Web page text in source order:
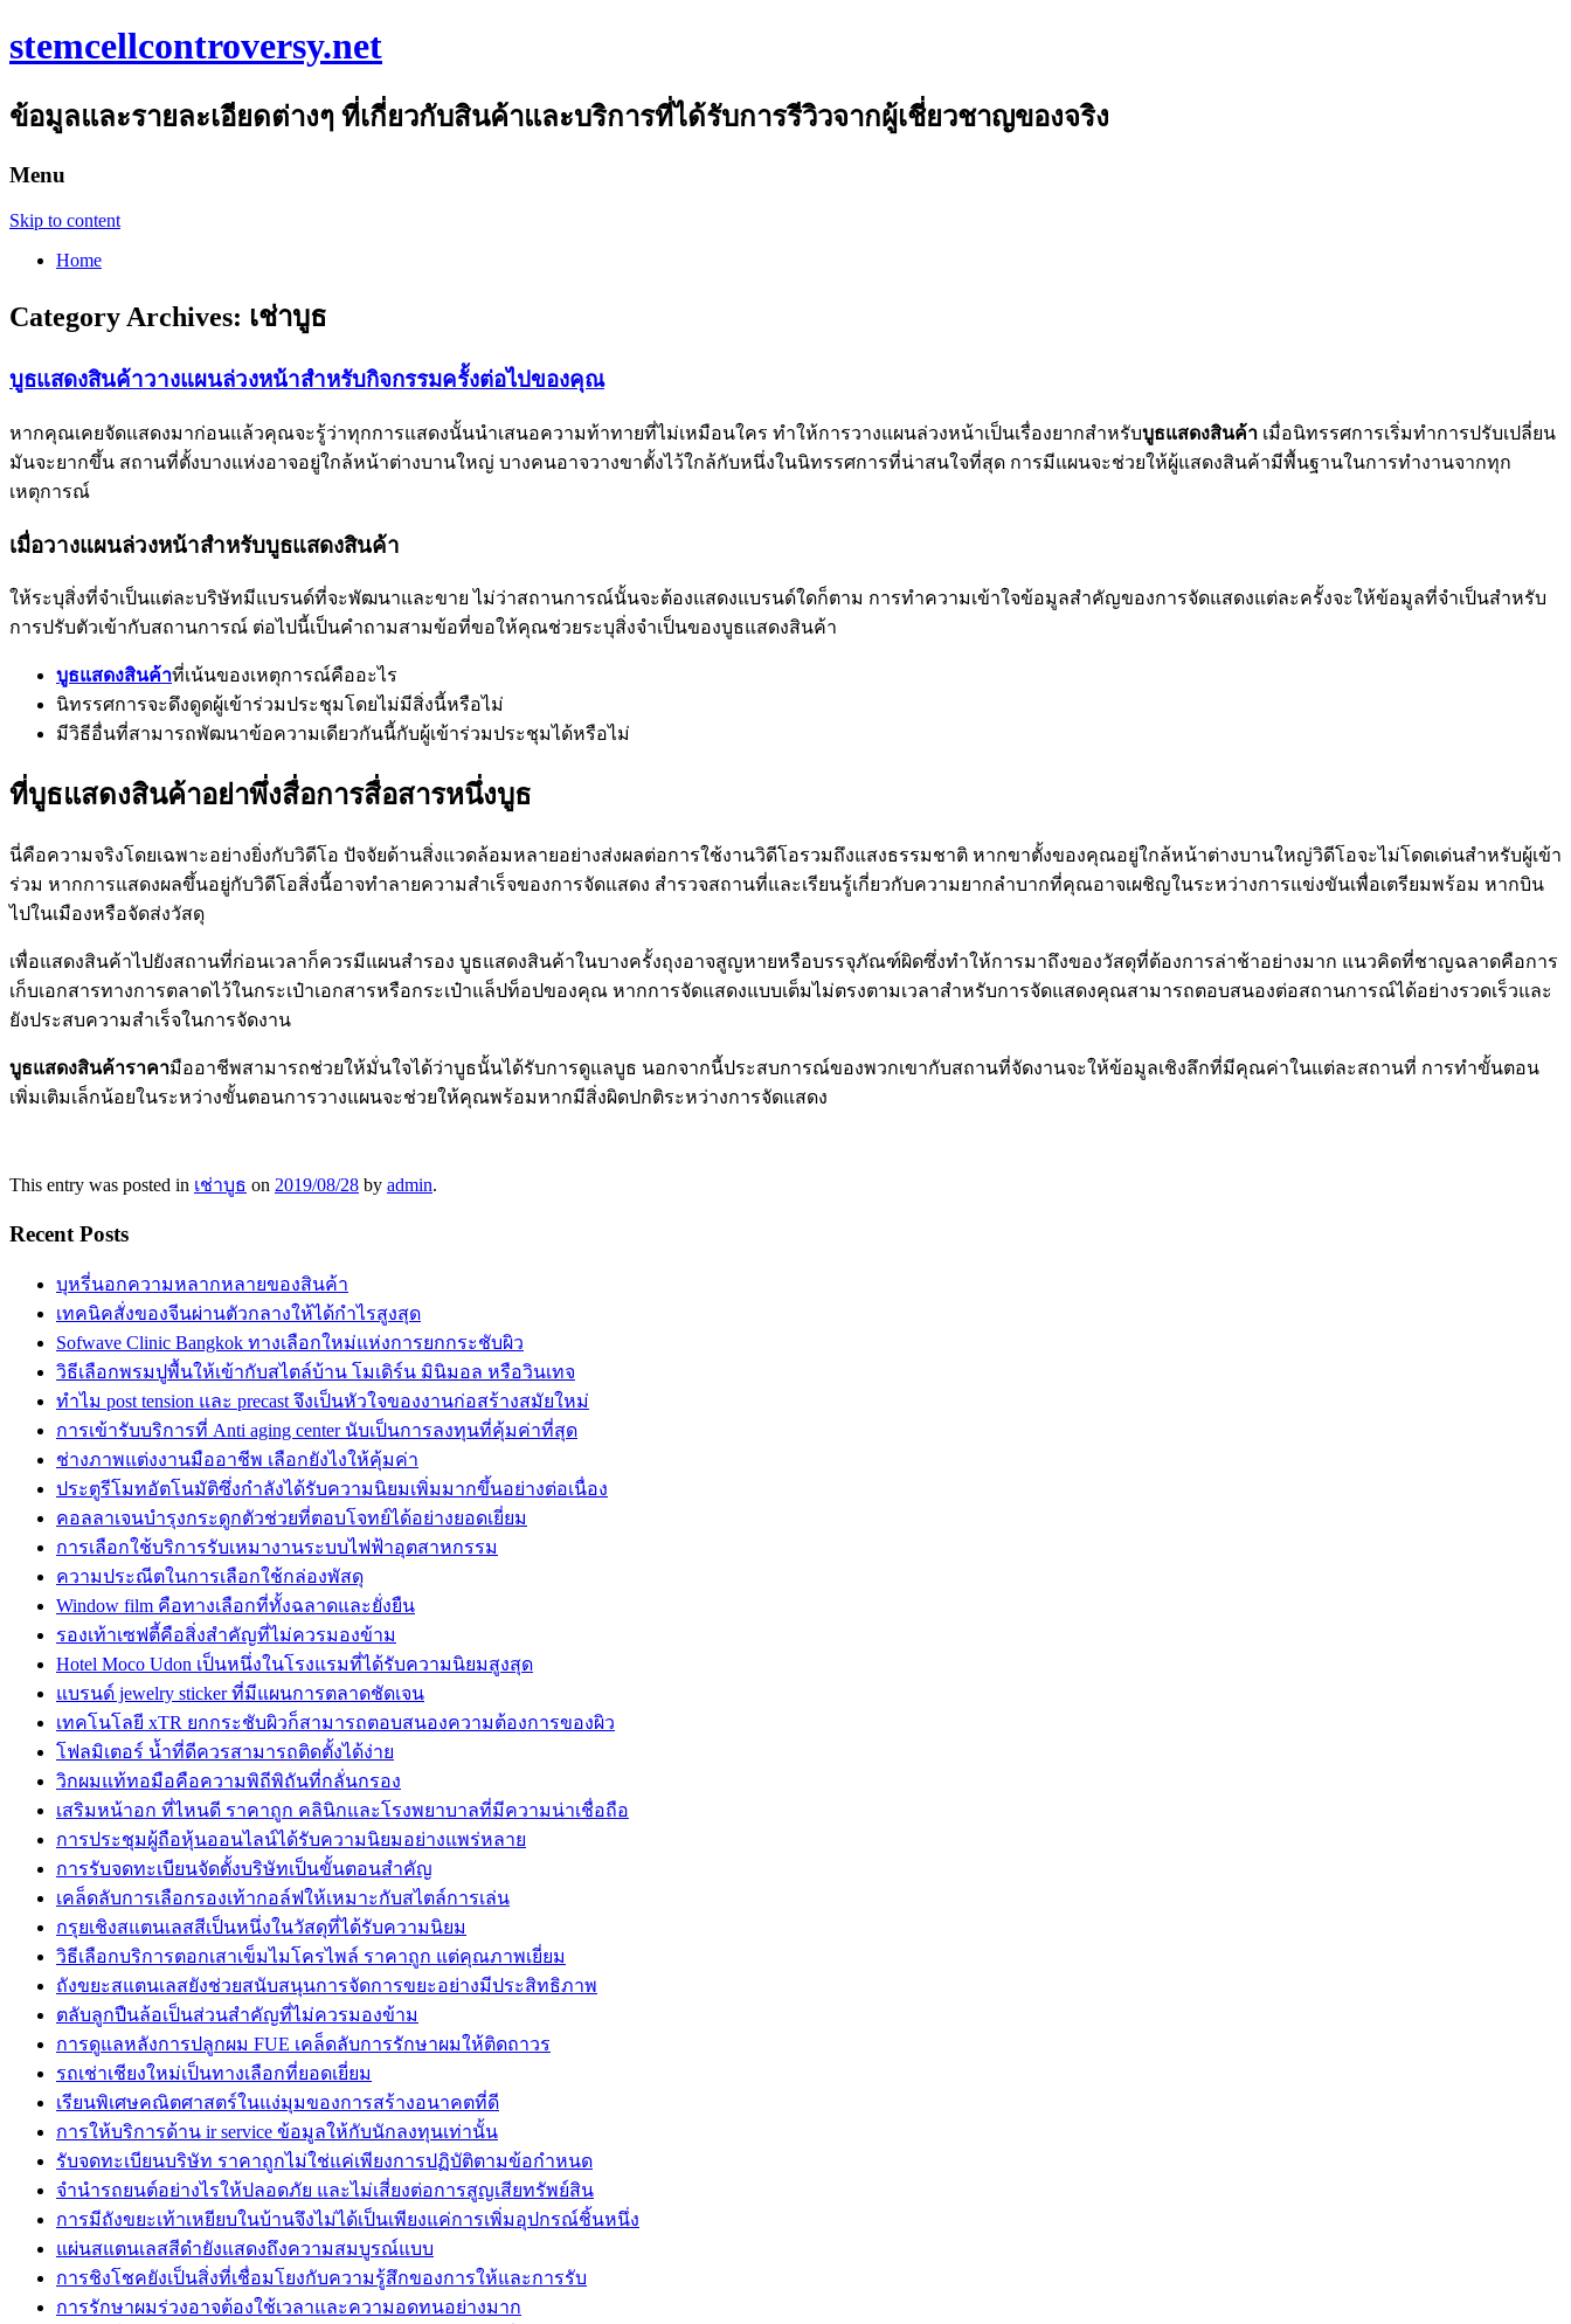
stemcellcontroversy.net
ข้อมูลและรายละเอียดต่างๆ ที่เกี่ยวกับสินค้าและบริการที่ได้รับการรีวิวจากผู้เชี่ยวชาญของจริง
Menu
Skip to content
Home
Category Archives: เช่าบูธ
บูธแสดงสินค้าวางแผนล่วงหน้าสำหรับกิจกรรมครั้งต่อไปของคุณ
หากคุณเคยจัดแสดงมาก่อนแล้วคุณจะรู้ว่าทุกการแสดงนั้นนำเสนอความท้าทายที่ไม่เหมือนใคร ทำให้การวางแผนล่วงหน้าเป็นเรื่องยากสำหรับบูธแสดงสินค้า เมื่อนิทรรศการเริ่มทำการปรับเปลี่ยน
มันจะยากขึ้น สถานที่ตั้งบางแห่งอาจอยู่ใกล้หน้าต่างบานใหญ่ บางคนอาจวางขาตั้งไว้ใกล้กับหนึ่งในนิทรรศการที่น่าสนใจที่สุด การมีแผนจะช่วยให้ผู้แสดงสินค้ามีพื้นฐานในการทำงานจากทุก
เหตุการณ์
เมื่อวางแผนล่วงหน้าสำหรับบูธแสดงสินค้า
ให้ระบุสิ่งที่จำเป็นแต่ละบริษัทมีแบรนด์ที่จะพัฒนาและขาย ไม่ว่าสถานการณ์นั้นจะต้องแสดงแบรนด์ใดก็ตาม การทำความเข้าใจข้อมูลสำคัญของการจัดแสดงแต่ละครั้งจะให้ข้อมูลที่จำเป็นสำหรับ
การปรับตัวเข้ากับสถานการณ์ ต่อไปนี้เป็นคำถามสามข้อที่ขอให้คุณช่วยระบุสิ่งจำเป็นของบูธแสดงสินค้า
บูธแสดงสินค้าที่เน้นของเหตุการณ์คืออะไร
นิทรรศการจะดึงดูดผู้เข้าร่วมประชุมโดยไม่มีสิ่งนี้หรือไม่
มีวิธีอื่นที่สามารถพัฒนาข้อความเดียวกันนี้กับผู้เข้าร่วมประชุมได้หรือไม่
ที่บูธแสดงสินค้าอย่าพึ่งสื่อการสื่อสารหนึ่งบูธ
นี่คือความจริงโดยเฉพาะอย่างยิ่งกับวิดีโอ ปัจจัยด้านสิ่งแวดล้อมหลายอย่างส่งผลต่อการใช้งานวิดีโอรวมถึงแสงธรรมชาติ หากขาตั้งของคุณอยู่ใกล้หน้าต่างบานใหญ่วิดีโอจะไม่โดดเด่นสำหรับผู้เข้า
ร่วม หากการแสดงผลขึ้นอยู่กับวิดีโอสิ่งนี้อาจทำลายความสำเร็จของการจัดแสดง สำรวจสถานที่และเรียนรู้เกี่ยวกับความยากลำบากที่คุณอาจเผชิญในระหว่างการแข่งขันเพื่อเตรียมพร้อม หากบิน
ไปในเมืองหรือจัดส่งวัสดุ
เพื่อแสดงสินค้าไปยังสถานที่ก่อนเวลาก็ควรมีแผนสำรอง บูธแสดงสินค้าในบางครั้งถุงอาจสูญหายหรือบรรจุภัณฑ์ผิดซึ่งทำให้การมาถึงของวัสดุที่ต้องการล่าช้าอย่างมาก แนวคิดที่ชาญฉลาดคือการ
เก็บเอกสารทางการตลาดไว้ในกระเป๋าเอกสารหรือกระเป๋าแล็ปท็อปของคุณ หากการจัดแสดงแบบเต็มไม่ตรงตามเวลาสำหรับการจัดแสดงคุณสามารถตอบสนองต่อสถานการณ์ได้อย่างรวดเร็วและ
ยังประสบความสำเร็จในการจัดงาน
บูธแสดงสินค้าราคามืออาชีพสามารถช่วยให้มั่นใจได้ว่าบูธนั้นได้รับการดูแลบูธ นอกจากนี้ประสบการณ์ของพวกเขากับสถานที่จัดงานจะให้ข้อมูลเชิงลึกที่มีคุณค่าในแต่ละสถานที่ การทำขั้นตอน
เพิ่มเติมเล็กน้อยในระหว่างขั้นตอนการวางแผนจะช่วยให้คุณพร้อมหากมีสิ่งผิดปกติระหว่างการจัดแสดง
This entry was posted in เช่าบูธ on 2019/08/28 by admin.
Recent Posts
บุหรี่นอกความหลากหลายของสินค้า
เทคนิคสั่งของจีนผ่านตัวกลางให้ได้กำไรสูงสุด
Sofwave Clinic Bangkok ทางเลือกใหม่แห่งการยกกระชับผิว
วิธีเลือกพรมปูพื้นให้เข้ากับสไตล์บ้าน โมเดิร์น มินิมอล หรือวินเทจ
ทำไม post tension และ precast จึงเป็นหัวใจของงานก่อสร้างสมัยใหม่
การเข้ารับบริการที่ Anti aging center นับเป็นการลงทุนที่คุ้มค่าที่สุด
ช่างภาพแต่งงานมืออาชีพ เลือกยังไงให้คุ้มค่า
ประตูรีโมทอัตโนมัติซึ่งกำลังได้รับความนิยมเพิ่มมากขึ้นอย่างต่อเนื่อง
คอลลาเจนบำรุงกระดูกตัวช่วยที่ตอบโจทย์ได้อย่างยอดเยี่ยม
การเลือกใช้บริการรับเหมางานระบบไฟฟ้าอุตสาหกรรม
ความประณีตในการเลือกใช้กล่องพัสดุ
Window film คือทางเลือกที่ทั้งฉลาดและยั่งยืน
รองเท้าเซฟตี้คือสิ่งสำคัญที่ไม่ควรมองข้าม
Hotel Moco Udon เป็นหนึ่งในโรงแรมที่ได้รับความนิยมสูงสุด
แบรนด์ jewelry sticker ที่มีแผนการตลาดชัดเจน
เทคโนโลยี xTR ยกกระชับผิวก็สามารถตอบสนองความต้องการของผิว
โฟลมิเตอร์ น้ำที่ดีควรสามารถติดตั้งได้ง่าย
วิกผมแท้ทอมือคือความพิถีพิถันที่กลั่นกรอง
เสริมหน้าอก ที่ไหนดี ราคาถูก คลินิกและโรงพยาบาลที่มีความน่าเชื่อถือ
การประชุมผู้ถือหุ้นออนไลน์ได้รับความนิยมอย่างแพร่หลาย
การรับจดทะเบียนจัดตั้งบริษัทเป็นขั้นตอนสำคัญ
เคล็ดลับการเลือกรองเท้ากอล์ฟให้เหมาะกับสไตล์การเล่น
กรุยเชิงสแตนเลสสีเป็นหนึ่งในวัสดุที่ได้รับความนิยม
วิธีเลือกบริการตอกเสาเข็มไมโครไพล์ ราคาถูก แต่คุณภาพเยี่ยม
ถังขยะสแตนเลสยังช่วยสนับสนุนการจัดการขยะอย่างมีประสิทธิภาพ
ตลับลูกปืนล้อเป็นส่วนสำคัญที่ไม่ควรมองข้าม
การดูแลหลังการปลูกผม FUE เคล็ดลับการรักษาผมให้ติดถาวร
รถเช่าเชียงใหม่เป็นทางเลือกที่ยอดเยี่ยม
เรียนพิเศษคณิตศาสตร์ในแง่มุมของการสร้างอนาคตที่ดี
การให้บริการด้าน ir service ข้อมูลให้กับนักลงทุนเท่านั้น
รับจดทะเบียนบริษัท ราคาถูกไม่ใช่แค่เพียงการปฏิบัติตามข้อกำหนด
จำนำรถยนต์อย่างไรให้ปลอดภัย และไม่เสี่ยงต่อการสูญเสียทรัพย์สิน
การมีถังขยะเท้าเหยียบในบ้านจึงไม่ได้เป็นเพียงแค่การเพิ่มอุปกรณ์ชิ้นหนึ่ง
แผ่นสแตนเลสสีดำยังแสดงถึงความสมบูรณ์แบบ
การชิงโชคยังเป็นสิ่งที่เชื่อมโยงกับความรู้สึกของการให้และการรับ
การรักษาผมร่วงอาจต้องใช้เวลาและความอดทนอย่างมาก